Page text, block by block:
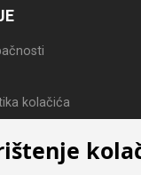
kolačića